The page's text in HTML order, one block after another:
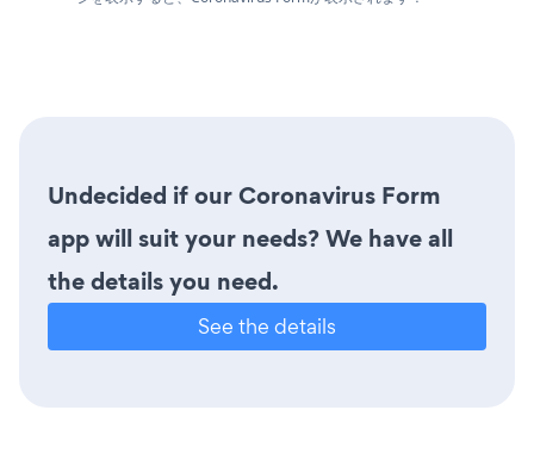
Undecided if our Coronavirus Form
app will suit your needs? We have all
the details you need.
See the details